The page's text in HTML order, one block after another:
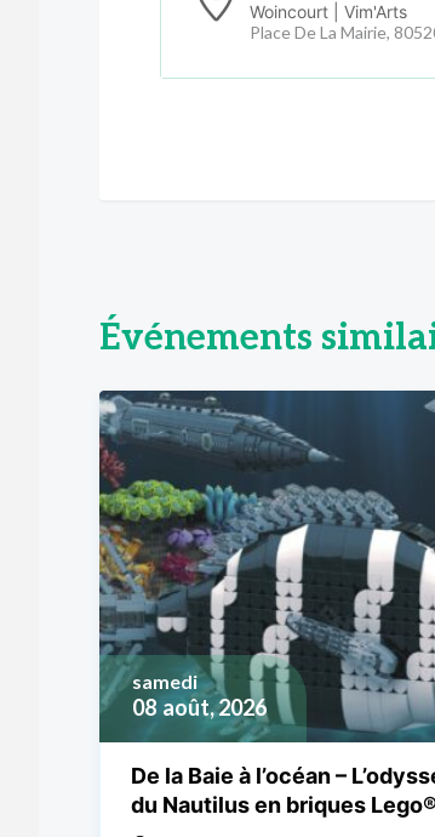
Woincourt | Vim'Arts
Place De La Mairie,
Événements
08 août, 2026
samedi
De la Baie à l’océan –
du Nautilus en briques Lego®